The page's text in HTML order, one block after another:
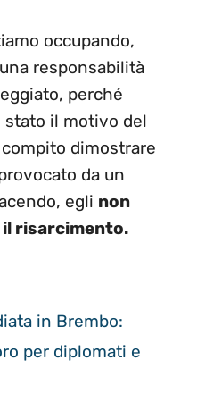
occupando,
responsabilità
perché
stato il motivo del
dimostrare
da un
egli non
risarcimento.
in Brembo:
per diplomati e